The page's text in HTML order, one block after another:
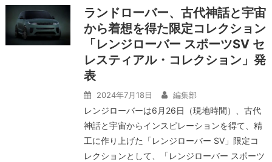
ランドローバー、古代神話と宇宙
から着想を得た限定コレクション
「レンジローバー スポーツSV セ
レスティアル・コレクション」発
表
2024年7月18日 編集部
レンジローバーは6月26日（現地時間）、古代
神話と宇宙からインスピレーションを得て、精
工に作り上げた「レンジローバー SV」限定コ
レクションとして、「レンジローバー スポーツ